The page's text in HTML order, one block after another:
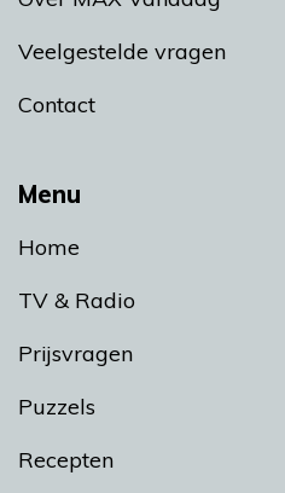
Menu
Home
TV & Radio
Prijsvragen
Puzzels
Recepten
Veelgestelde vragen
Contact